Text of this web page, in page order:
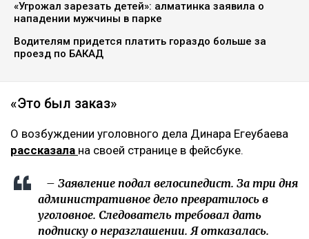
«Угрожал зарезать детей»: алматинка заявила о
нападении мужчины в парке
Водителям придется платить гораздо больше за
проезд по БАКАД
«Это был заказ»
О возбуждении уголовного дела Динара Егеубаева
рассказала на своей странице в фейсбуке.
– Заявление подал велосипедист. За три дня
административное дело превратилось в
уголовное. Следователь требовал дать
подписку о неразглашении. Я отказалась.